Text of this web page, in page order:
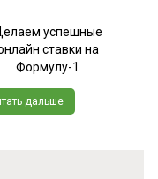
успешные
ставки на
Формулу-1
дальше